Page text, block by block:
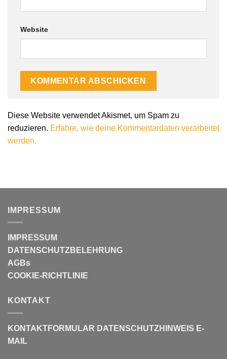
Website
Diese Website verwendet Akismet, um Spam zu
reduzieren. Erfahre, wie deine Kommentardaten verarbeitet
werden.
IMPRESSUM
IMPRESSUM
DATENSCHUTZBELEHRUNG
AGBs
COOKIE-RICHTLINIE
KONTAKT
KONTAKTFORMULAR DATENSCHUTZHINWEIS E-
MAIL